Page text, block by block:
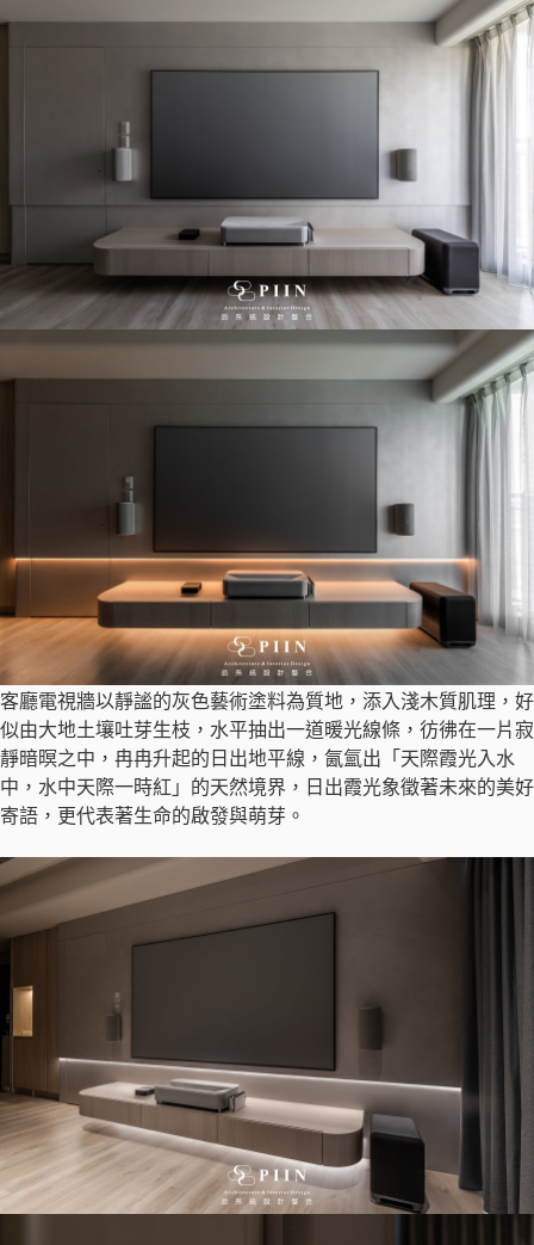
客廳電視牆以靜謐的灰色藝術塗料為質地，添入淺木質肌理，好
似由大地土壤吐芽生枝，水平抽出一道暖光線條，彷彿在一片寂
靜暗暝之中，冉冉升起的日出地平線，氤氳出「天際霞光入水
中，水中天際一時紅」的天然境界，日出霞光象徵著未來的美好
寄語，更代表著生命的啟發與萌芽。